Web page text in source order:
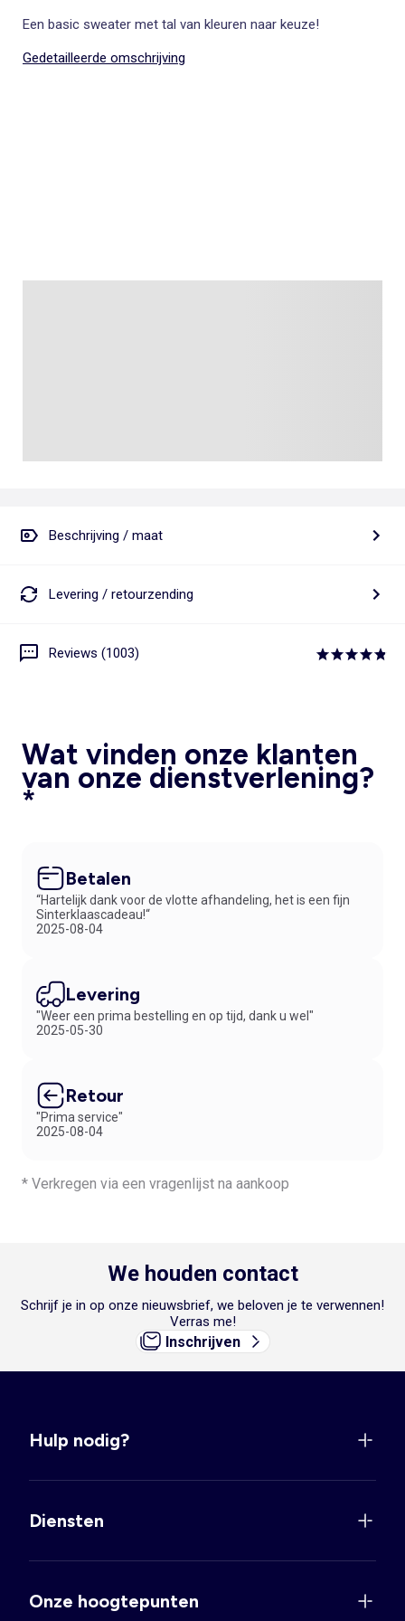
Een basic sweater met tal van kleuren naar keuze!
Gedetailleerde omschrijving
Beschrijving / maat
Levering / retourzending
Reviews (1003)
Wat vinden onze klanten
van onze dienstverlening?
*
Betalen
“Hartelijk dank voor de vlotte afhandeling, het is een fijn
Sinterklaascadeau!“
2025-08-04
Levering
"Weer een prima bestelling en op tijd, dank u wel"
2025-05-30
Retour
"Prima service"
2025-08-04
* Verkregen via een vragenlijst na aankoop
We houden contact
Schrijf je in op onze nieuwsbrief, we beloven je te verwennen!
Verras me!
Inschrijven
Hulp nodig?
Diensten
Onze hoogtepunten